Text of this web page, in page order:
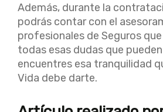
Además, durante la
podrás contar con el
profesionales de Seguros
todas esas dudas que
encuentres esa tranquilidad
Vida debe darte.